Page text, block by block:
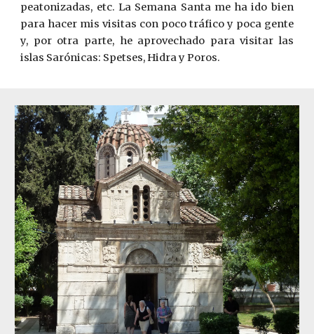
peatonizadas, etc. La Semana Santa me ha ido bien
para hacer mis visitas con poco tráfico y poca gente
y, por otra parte, he aprovechado para visitar las
islas Sarónicas: Spetses, Hidra y Poros.